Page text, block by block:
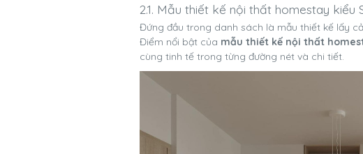
2.1. Mẫu thiết kế nội thất homestay kiểu
Đứng đầu trong danh sách là mẫu thiết kế lấy
Điểm nổi bật của mẫu thiết kế nội thất
cùng tinh tế trong từng đường nét và chi tiết.